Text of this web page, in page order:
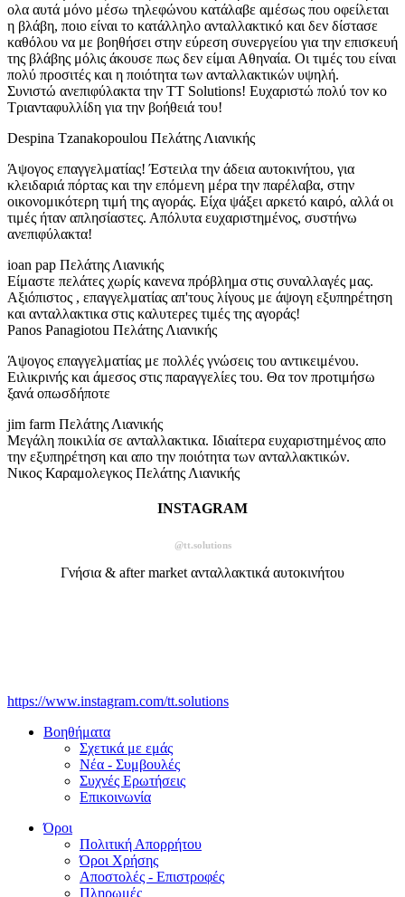
ολα αυτά μόνο μέσω τηλεφώνου κατάλαβε αμέσως που οφείλεται
η βλάβη, ποιο είναι το κατάλληλο ανταλλακτικό και δεν δίστασε
καθόλου να με βοηθήσει στην εύρεση συνεργείου για την επισκευή
της βλάβης μόλις άκουσε πως δεν είμαι Αθηναία. Οι τιμές του είναι
πολύ προσιτές και η ποιότητα των ανταλλακτικών υψηλή.
Συνιστώ ανεπιφύλακτα την TT Solutions! Ευχαριστώ πολύ τον κο
Τριανταφυλλίδη για την βοήθειά του!
Despina Tzanakopoulou Πελάτης Λιανικής
Άψογος επαγγελματίας! Έστειλα την άδεια αυτοκινήτου, για
κλειδαριά πόρτας και την επόμενη μέρα την παρέλαβα, στην
οικονομικότερη τιμή της αγοράς. Είχα ψάξει αρκετό καιρό, αλλά οι
τιμές ήταν απλησίαστες. Απόλυτα ευχαριστημένος, συστήνω
ανεπιφύλακτα!
ioan pap Πελάτης Λιανικής
Είμαστε πελάτες χωρίς κανενα πρόβλημα στις συναλλαγές μας.
Αξιόπιστος , επαγγελματίας απ'τους λίγους με άψογη εξυπηρέτηση
και ανταλλακτικα στις καλυτερες τιμές της αγοράς!
Panos Panagiotou Πελάτης Λιανικής
Άψογος επαγγελματίας με πολλές γνώσεις του αντικειμένου.
Ειλικρινής και άμεσος στις παραγγελίες του. Θα τον προτιμήσω
ξανά οπωσδήποτε
jim farm Πελάτης Λιανικής
Μεγάλη ποικιλία σε ανταλλακτικα. Ιδιαίτερα ευχαριστημένος απο
την εξυπηρέτηση και απο την ποιότητα των ανταλλακτικών.
Νικος Καραμολεγκος Πελάτης Λιανικής
INSTAGRAM
@tt.solutions
Γνήσια & after market ανταλλακτικά αυτοκινήτου
https://www.instagram.com/tt.solutions
Βοηθήματα
Σχετικά με εμάς
Νέα - Συμβουλές
Συχνές Ερωτήσεις
Επικοινωνία
Όροι
Πολιτική Απορρήτου
Όροι Χρήσης
Αποστολές - Επιστροφές
Πληρωμές